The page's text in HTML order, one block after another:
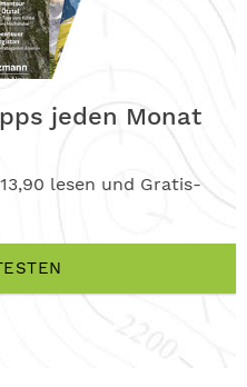
jeden Monat
lesen und Gratis-